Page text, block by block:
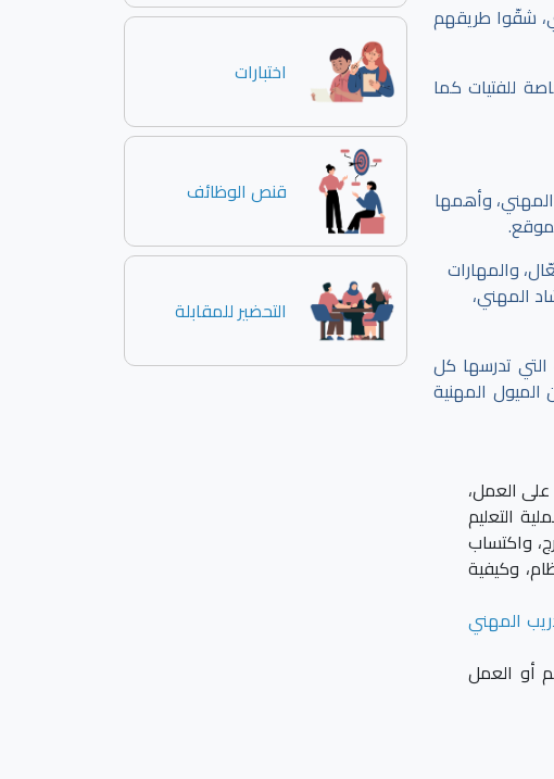
اختبارات
قنص الوظائف
التحضير للمقابلة
شقّوا طريقهم
للفتيات كما
المهني، وأهمها
والمهارات
المهني،
التي تدرسها كل
المهنية
على العمل،
التعليم
واكتساب
وكيفية
المهني
أو العمل